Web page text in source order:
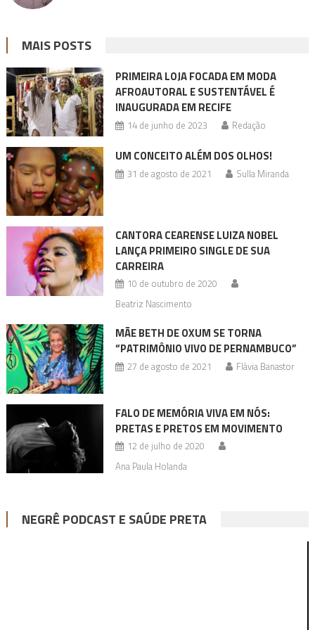
MAIS POSTS
PRIMEIRA LOJA FOCADA EM MODA
AFROAUTORAL E SUSTENTÁVEL É
INAUGURADA EM RECIFE
14 de junho de 2023 Redação
UM CONCEITO ALÉM DOS OLHOS!
31 de agosto de 2021 Sulla Miranda
CANTORA CEARENSE LUIZA NOBEL
LANÇA PRIMEIRO SINGLE DE SUA
CARREIRA
10 de outubro de 2020
Beatriz Nascimento
MÃE BETH DE OXUM SE TORNA
“PATRIMÔNIO VIVO DE PERNAMBUCO”
27 de agosto de 2021 Flávia Banastor
FALO DE MEMÓRIA VIVA EM NÓS:
PRETAS E PRETOS EM MOVIMENTO
12 de julho de 2020
Ana Paula Holanda
NEGRÊ PODCAST E SAÚDE PRETA